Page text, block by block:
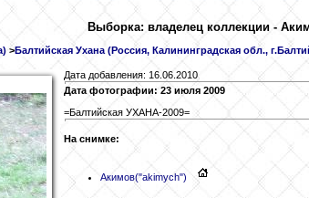
Выборка: владелец коллекции -
>Балтийская Ухана (Россия, Калининградская обл.,
Дата добавления: 16.06.2010
Дата фотографии: 23 июля 2009
=Балтийская УХАНА-2009=
На снимке:
Акимов("akimych")